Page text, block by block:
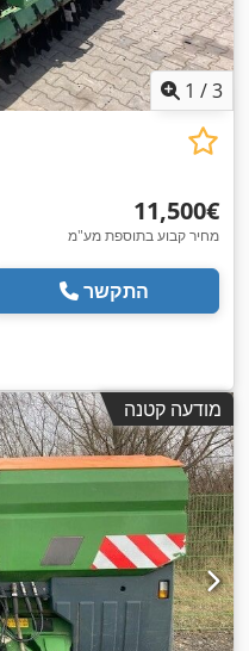
1 /3
‏11,500 ‏€
מחיר קבוע בתוספת מע"מ
התקשר
מודעה קטנה